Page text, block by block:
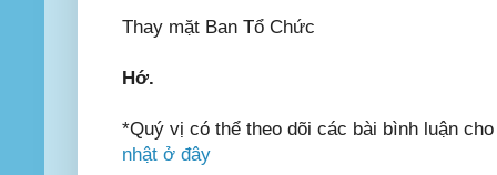
Thay mặt Ban Tổ Chức
Hớ.
*Quý vị có thể theo dõi các bài bình luận
nhật ở đây